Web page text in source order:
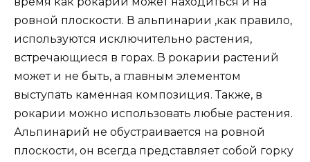
ровной плоскости. В альпинарии ,как правило,
используются исключительно растения,
встречающиеся в горах. В рокарии растений
может и не быть, а главным элементом
выступать каменная композиция. Также, в
рокарии можно использовать любые растения.
Альпинарий не обустраивается на ровной
плоскости, он всегда представляет собой горку